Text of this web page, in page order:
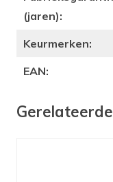
(jaren):
Keurmerken:
EAN: